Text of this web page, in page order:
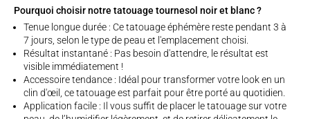
Pourquoi choisir notre tatouage tournesol noir et blanc ?
Tenue longue durée : Ce tatouage éphémère reste pendant 3 à
7 jours, selon le type de peau et l'emplacement choisi.
Résultat instantané : Pas besoin d'attendre, le résultat est
visible immédiatement !
Accessoire tendance : Idéal pour transformer votre look en un
clin d'œil, ce tatouage est parfait pour être porté au quotidien.
Application facile : Il vous suffit de placer le tatouage sur votre